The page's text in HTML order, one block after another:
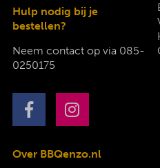
Hulp nodig bij je
bestellen?
Neem contact op via 085-
0250175
Over BBQenzo.nl